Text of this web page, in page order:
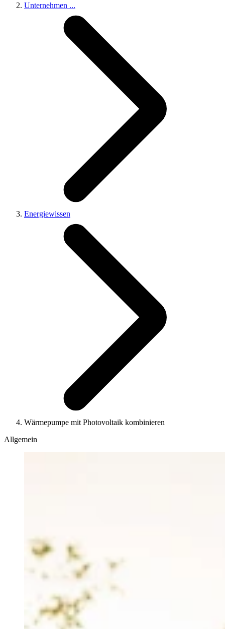
Unternehmen ...
Energiewissen
Wärmepumpe mit Photovoltaik kombinieren
Allgemein